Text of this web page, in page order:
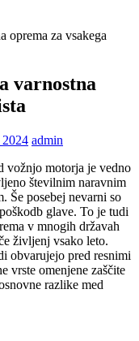
oprema za vsakega
varnostna
2024 admin
vožnjo motorja je vedno
številnim naravnim
Še posebej nevarni so
glave. To je tudi
v mnogih državah
življenj vsako leto.
obvarujejo pred resnimi
vrste omenjene zaščite
razlike med